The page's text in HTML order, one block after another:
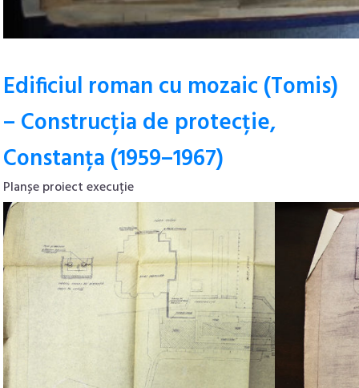
Edificiul roman cu mozaic (Tomis)
– Construcția de protecție,
Constanța (1959–1967)
Planșe proiect execuție